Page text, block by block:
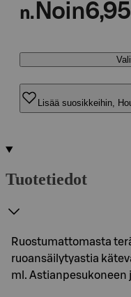
n. Noin
Lisää suosikkeihin,
Tuotetiedot
Ruostumattomasta
ruoansäilytyastia
ml. Astianpesukoneen